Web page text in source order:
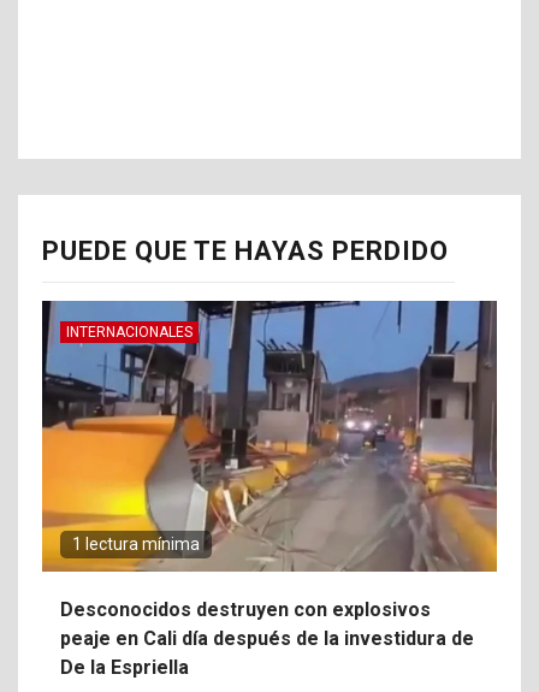
PUEDE QUE TE HAYAS PERDIDO
INTERNACIONALES
1 lectura mínima
Desconocidos destruyen con explosivos
peaje en Cali día después de la investidura de
De la Espriella